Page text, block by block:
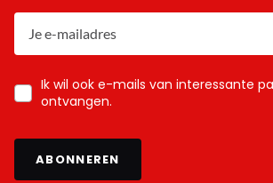
Ik wil ook e-mails van interessante
ontvangen.
ABONNEREN